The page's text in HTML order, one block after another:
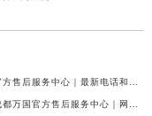
成都万国官方售后服务中心｜最新电话和官方维修地址权威信息公示（2026年7月最新）
亲身探访成都万国官方售后服务中心｜网点地址与客服电话（2026年7月最新）